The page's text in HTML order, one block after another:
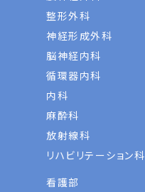
整形外科
神経形成外科
脳神経内科
循環器内科
内科
麻酔科
放射線科
リハビリテーション科
看護部